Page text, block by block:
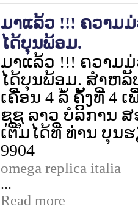
ມາແລ້ວ !!! ຄວາມ
ໄດ້ບຸນພ້ອມ.
ມາແລ້ວ !!! ຄວາມ
ໄດ້ບຸນພ້ອມ. ສຳຫລັ
ເຄື່ອນ 4 ລໍ້ ຄັ້ງທີ່4 ເ
ຊູຊຸ ລາວ ບໍລິການ
ເຕີ່ມໄດ້ທີ່ ທ່ານ ບຸນ
9904
omega replica italia
...
Read more